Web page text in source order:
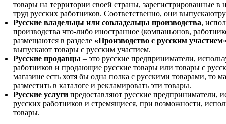
товары на территории своей страны, зарегистрированные
труд русских работников. Соответственно, они
Русские владельцы или совладельцы производства,
производства что-либо иностранное (компаньонов,
размещаются в разделе «Производство с русским участием
выпускают товары с русским участием.
Русские продавцы – это русские предприниматели,
работников и продающие русские товары или товары с
магазине есть хотя бы одна полка с русскими товарами, то
разместить в каталоге и рекламировать эти товары.
Русские услуги предоставляют русские предприниматели,
русских работников и стремящиеся, при возможности,
товары.